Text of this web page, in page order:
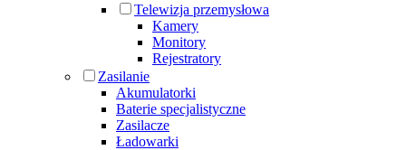
Telewizja przemysłowa
Kamery
Monitory
Rejestratory
Zasilanie
Akumulatorki
Baterie specjalistyczne
Zasilacze
Ładowarki